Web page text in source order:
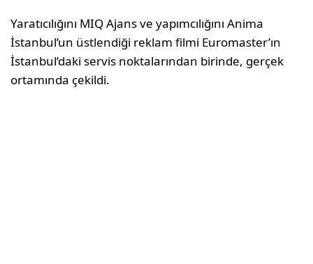
Yaratıcılığını MIQ Ajans ve yapımcılığını Anima
İstanbul’un üstlendiği reklam filmi Euromaster’ın
İstanbul’daki servis noktalarından birinde, gerçek
ortamında çekildi.